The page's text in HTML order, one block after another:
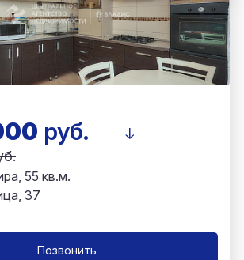
руб.
55 кв.м.
37
Позвонить